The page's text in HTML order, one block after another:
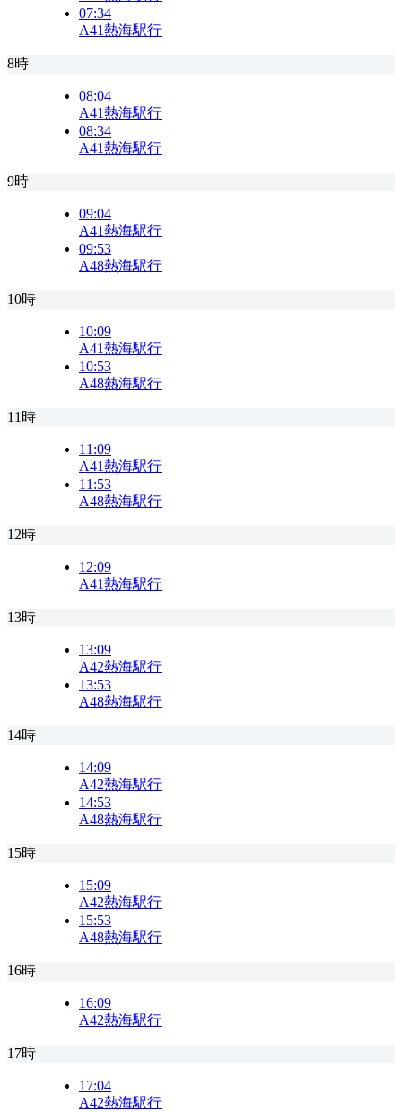
07:34
A41熱海駅行
8時
08:04
A41熱海駅行
08:34
A41熱海駅行
9時
09:04
A41熱海駅行
09:53
A48熱海駅行
10時
10:09
A41熱海駅行
10:53
A48熱海駅行
11時
11:09
A41熱海駅行
11:53
A48熱海駅行
12時
12:09
A41熱海駅行
13時
13:09
A42熱海駅行
13:53
A48熱海駅行
14時
14:09
A42熱海駅行
14:53
A48熱海駅行
15時
15:09
A42熱海駅行
15:53
A48熱海駅行
16時
16:09
A42熱海駅行
17時
17:04
A42熱海駅行